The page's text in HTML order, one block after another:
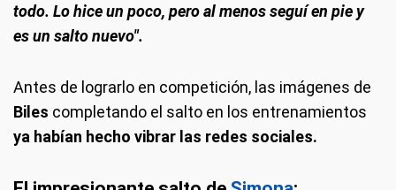
todo. Lo hice un poco, pero al menos seguí en pie y
es un salto nuevo".
Antes de lograrlo en competición, las imágenes de
Biles completando el salto en los entrenamientos
ya habían hecho vibrar las redes sociales.